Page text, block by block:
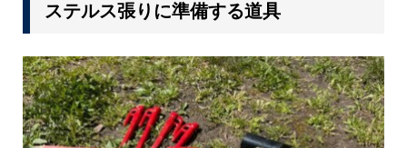
ステルス張りに準備する道具